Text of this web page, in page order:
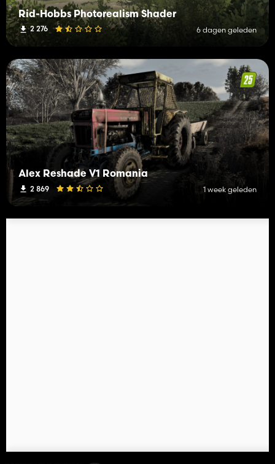
Rid-Hobbs Photorealism Shader
2 276 6 dagen geleden
Alex Reshade V1 Romania
2 869 1 week geleden